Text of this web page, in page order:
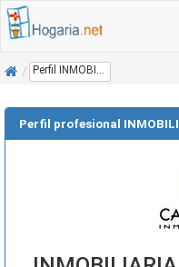
Inicio
Perfil profesional